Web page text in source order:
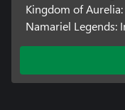
Kingdom of
Namariel Legends: